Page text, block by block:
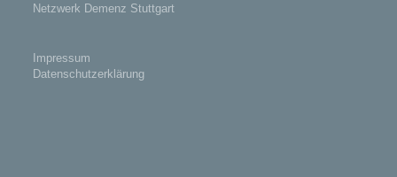
Netzwerk Demenz Stuttgart
Impressum
Datenschutzerklärung